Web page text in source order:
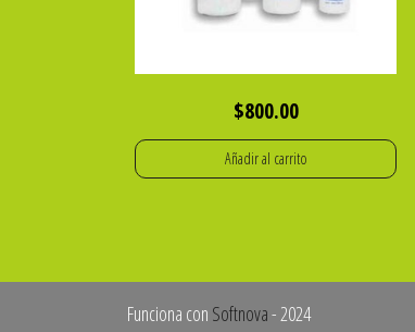
$800.00
Añadir al carrito
Funciona con Softnova- 2024